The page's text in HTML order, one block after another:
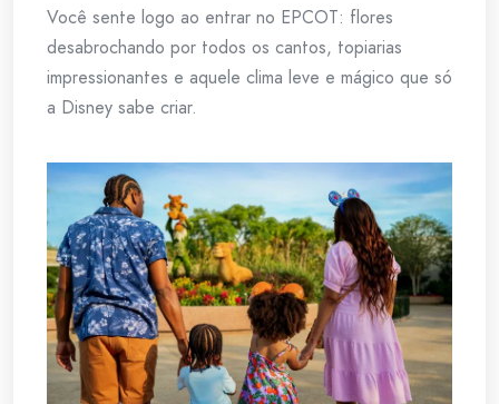
Você sente logo ao entrar no EPCOT: flores
desabrochando por todos os cantos, topiarias
impressionantes e aquele clima leve e mágico que só
a Disney sabe criar.